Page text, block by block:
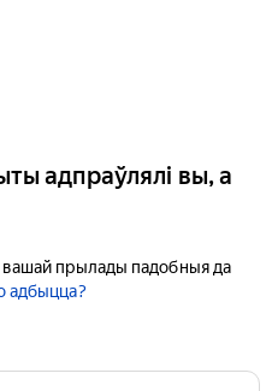
адпраўлялі вы, а
прылады падобныя да
адбыцца?